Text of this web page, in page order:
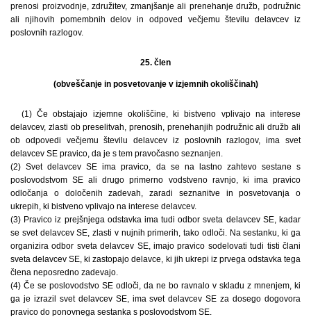
prenosi proizvodnje, združitev, zmanjšanje ali prenehanje družb, podružnic
ali njihovih pomembnih delov in odpoved večjemu številu delavcev iz
poslovnih razlogov.
25. člen
(obveščanje in posvetovanje v izjemnih okoliščinah)
(1) Če obstajajo izjemne okoliščine, ki bistveno vplivajo na interese
delavcev, zlasti ob preselitvah, prenosih, prenehanjih podružnic ali družb ali
ob odpovedi večjemu številu delavcev iz poslovnih razlogov, ima svet
delavcev SE pravico, da je s tem pravočasno seznanjen.
(2) Svet delavcev SE ima pravico, da se na lastno zahtevo sestane s
poslovodstvom SE ali drugo primerno vodstveno ravnjo, ki ima pravico
odločanja o določenih zadevah, zaradi seznanitve in posvetovanja o
ukrepih, ki bistveno vplivajo na interese delavcev.
(3) Pravico iz prejšnjega odstavka ima tudi odbor sveta delavcev SE, kadar
se svet delavcev SE, zlasti v nujnih primerih, tako odloči. Na sestanku, ki ga
organizira odbor sveta delavcev SE, imajo pravico sodelovati tudi tisti člani
sveta delavcev SE, ki zastopajo delavce, ki jih ukrepi iz prvega odstavka tega
člena neposredno zadevajo.
(4) Če se poslovodstvo SE odloči, da ne bo ravnalo v skladu z mnenjem, ki
ga je izrazil svet delavcev SE, ima svet delavcev SE za dosego dogovora
pravico do ponovnega sestanka s poslovodstvom SE.